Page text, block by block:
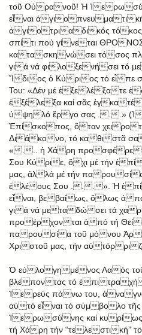
τοῦ Οὐρανοῦ! Ἡ Ἱερωσύ
εἶναι ἁγιοπνευματι
ἁγιοτριαδικός τό
σπίτι πού γίνεται ΘΡΟ
κατασκηνώσει τόσος
γιά νά φιλοξενήσει τό
Ἴδιος ὁ Κύριος τό εἶπε
Του: «Δέν μέ ἐξελέξατε ἐ
ἐξέλεξα καί σᾶς ἐγκατέ
ὑψηλό ἔργο σας ...» (Ἰ
Ἐπίσκοπος, ὅταν χειρο
Διάκονο, τό καθιστᾶ σα
«... ἡ Χάρη προσφέρε
Σου Κύριε, ὄχι μέ τήν ἐ
μας, ἀλλά μέ τήν παρουσί
ἐλέους Σου ...». Ἡ ἐπί
εἶναι, βεβαίως, ὅλως ἀ
γιά νά μεταδώσει τά χα
προέρχονται ἀπό τή Θεί
παρουσία τοῦ μόνου Ἀρ
Χριστοῦ μας, τήν αὐτόρρι
Ὁ εὐλογημένος Λαός
βλέποντας τό ἐπιτραχή
Ἱερεύς πάνω του, ἀνα
αὐτό εἶναι τό σύμβολο
Ἱερωσύνης καί κυρίως
τή Χάρη τήν “τελεστική”